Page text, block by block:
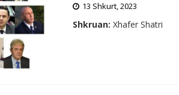
13 Shkurt, 2023
Shkruan: Xhafer Shatri